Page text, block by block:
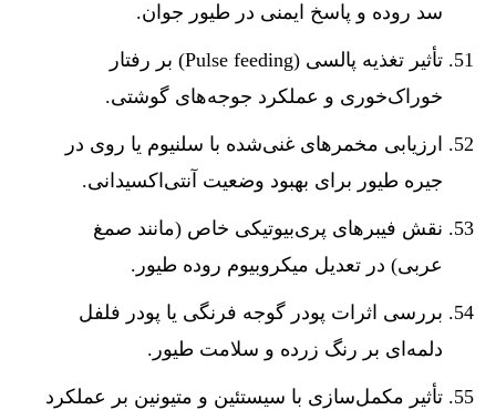
سد روده و پاسخ ایمنی در طیور جوان.
تأثیر تغذیه پالسی (Pulse feeding) بر رفتار
خوراک‌خوری و عملکرد جوجه‌های گوشتی.
ارزیابی مخمرهای غنی‌شده با سلنیوم یا روی در
جیره طیور برای بهبود وضعیت آنتی‌اکسیدانی.
نقش فیبرهای پری‌بیوتیکی خاص (مانند صمغ
عربی) در تعدیل میکروبیوم روده طیور.
بررسی اثرات پودر گوجه فرنگی یا پودر فلفل
دلمه‌ای بر رنگ زرده و سلامت طیور.
تأثیر مکمل‌سازی با سیستئین و متیونین بر عملکرد